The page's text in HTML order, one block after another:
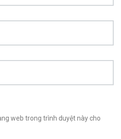
web trong trình duyệt này cho